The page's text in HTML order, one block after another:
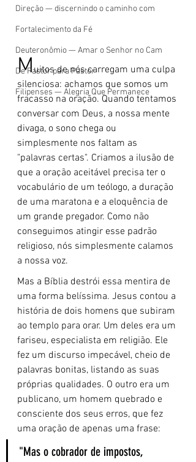
Direção — discernindo o caminho com
Fortalecimento da Fé
Deuteronômio — Amar o Senhor no Cam
De Pastor para Pastor
Filipenses — Alegria Que Permanece
Muitos de nós carregam uma culpa
silenciosa: achamos que somos um
fracasso na oração. Quando tentamos
conversar com Deus, a nossa mente
divaga, o sono chega ou
simplesmente nos faltam as
"palavras certas". Criamos a ilusão de
que a oração aceitável precisa ter o
vocabulário de um teólogo, a duração
de uma maratona e a eloquência de
um grande pregador. Como não
conseguimos atingir esse padrão
religioso, nós simplesmente calamos
a nossa voz.
Mas a Bíblia destrói essa mentira de
uma forma belíssima. Jesus contou a
história de dois homens que subiram
ao templo para orar. Um deles era um
fariseu, especialista em religião. Ele
fez um discurso impecável, cheio de
palavras bonitas, listando as suas
próprias qualidades. O outro era um
publicano, um homem quebrado e
consciente dos seus erros, que fez
uma oração de apenas uma frase:
"Mas o cobrador de impostos,